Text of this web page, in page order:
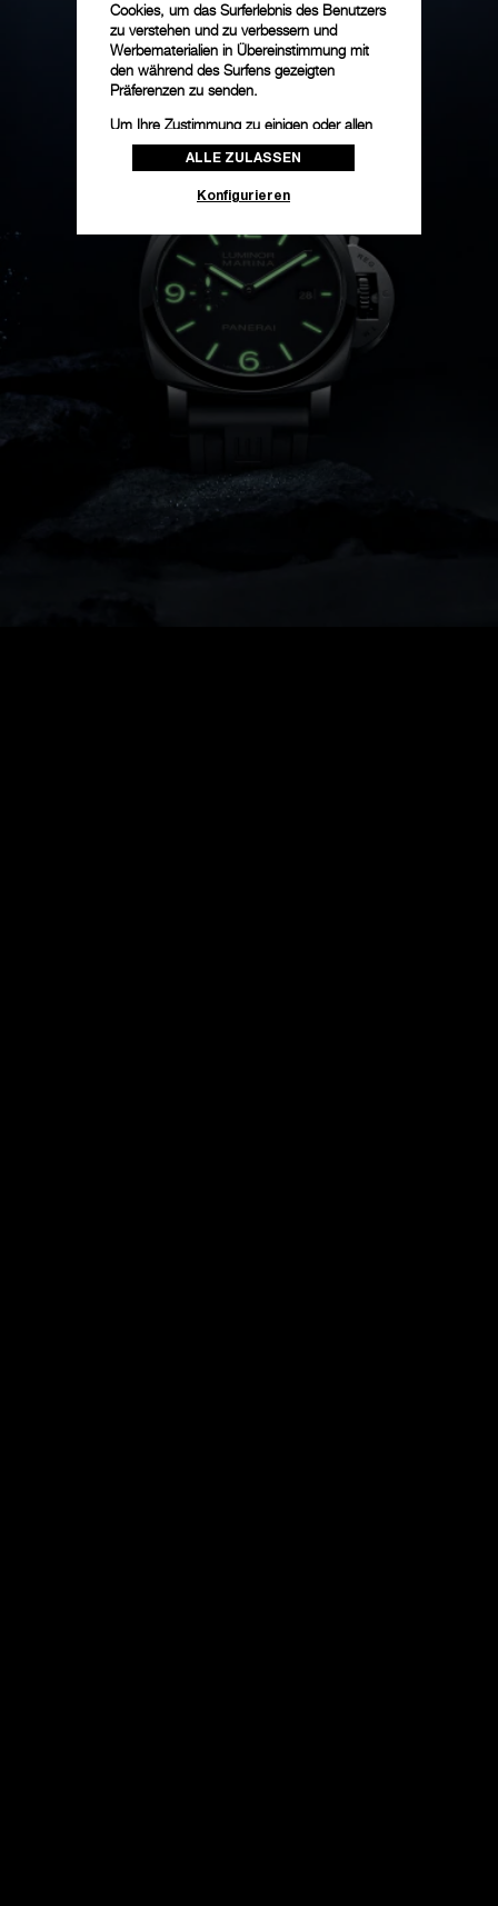
Cookies, um das Surferlebnis des Benutzers
zu verstehen und zu verbessern und
Werbematerialien in Übereinstimmung mit
den während des Surfens gezeigten
Präferenzen zu senden.
Um Ihre Zustimmung zu einigen oder allen
Cookies zu ändern oder zu widerrufen,
klicken Sie auf „Konfigurieren“, oder lesen
Klicken Sie auf „Alle zulassen“, um Ihr
Einverständnis für die Verwendung der oben
erwähnten Cookies zu geben.
Klicken Sie auf „Nur technische cookies
akzeptieren“, um Ihr Einverständnis zu
geben, dass nur technische Cookies
verwendet werden dürfen.
ALLE ZULASSEN
Konfigurieren